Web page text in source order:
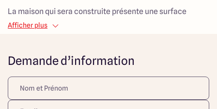
La maison qui sera construite présente une surface
habitable de 130 m², avec un agencement optimal pour le
confort de toute la famille. Composée de 5 pièces et 3
permettra de stationner votre véhicule en toute sécurité.
chauffage par pompe à chaleur garantissent une
efficacité énergétique et un quotidien agréable.
Afficher plus
Demande d’information